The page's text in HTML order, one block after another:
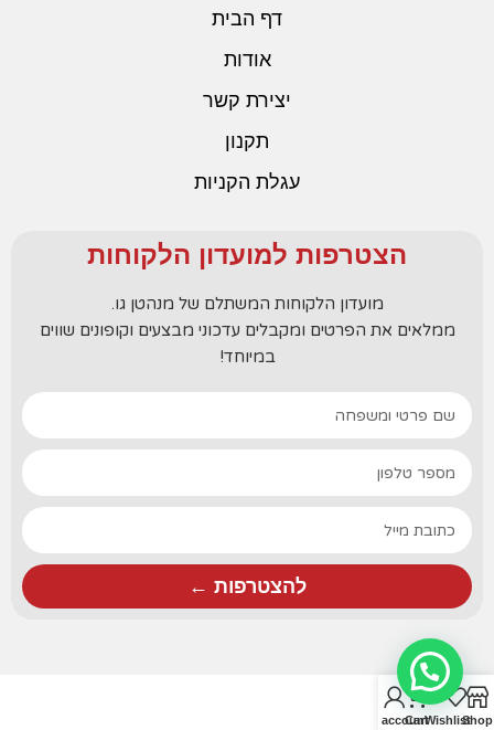
דף הבית
אודות
יצירת קשר
תקנון
עגלת הקניות
הצטרפות למועדון הלקוחות
מועדון הלקוחות המשתלם של מנהטן גו.
ממלאים את הפרטים ומקבלים עדכוני מבצעים וקופונים שווים
במיוחד!
להצטרפות ←
Shop
Wishlist
0
Cart
My account